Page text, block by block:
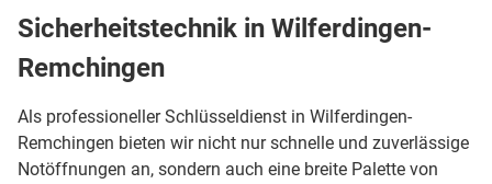
Sicherheitstechnik in Wilferdingen-
Remchingen
Als professioneller Schlüsseldienst in Wilferdingen-
Remchingen bieten wir nicht nur schnelle und zuverlässige
Notöffnungen an, sondern auch eine breite Palette von